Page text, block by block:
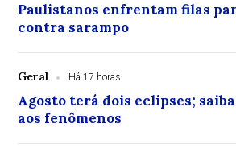
Paulistanos enfrentam filas
contra sarampo
Geral Há 17 horas
Agosto terá dois eclipses;
aos fenômenos